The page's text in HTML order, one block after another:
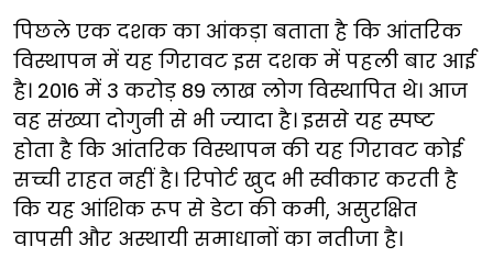
पिछले एक दशक का आंकड़ा बताता है कि आंतरिक
विस्थापन में यह गिरावट इस दशक में पहली बार आई
है। 2016 में 3 करोड़ 89 लाख लोग विस्थापित थे। आज
वह संख्या दोगुनी से भी ज्यादा है। इससे यह स्पष्ट
होता है कि आंतरिक विस्थापन की यह गिरावट कोई
सच्ची राहत नहीं है। रिपोर्ट खुद भी स्वीकार करती है
कि यह आंशिक रूप से डेटा की कमी, असुरक्षित
वापसी और अस्थायी समाधानों का नतीजा है।